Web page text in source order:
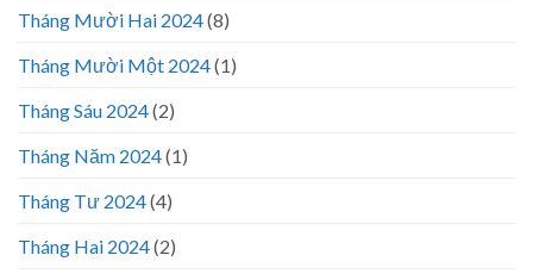
Tháng Mười Hai 2024(8)
Tháng Mười Một 2024(1)
Tháng Sáu 2024(2)
Tháng Năm 2024(1)
Tháng Tư 2024(4)
Tháng Hai 2024(2)